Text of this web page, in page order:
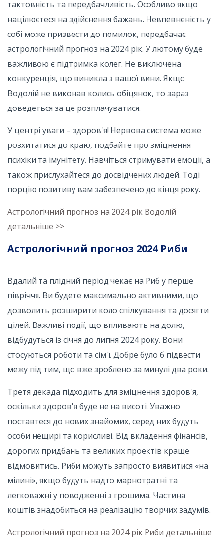
тактовність та передбачливість. Особливо якщо
націлюєтеся на здійснення бажань. Невпевненість у
собі може призвести до помилок, передбачає
астрологічний прогноз на 2024 рік. У лютому буде
важливою є підтримка колег. Не виключена
конкуренція, що виникла з вашої вини. Якщо
Водолій не виконав колись обіцянок, то зараз
доведеться за це розплачуватися.
У центрі уваги – здоров'я! Нервова система може
розхитатися до краю, подбайте про зміцнення
психіки та імунітету. Навчіться стримувати емоції, а
також прислухайтеся до досвідчених людей. Тоді
порцію позитиву вам забезпечено до кінця року.
Астрологічний прогноз на 2024 рік Водолій
детальніше >>
Астрологічний прогноз 2024 Риби
Вдалий та плідний період чекає на Риб у перше
півріччя. Ви будете максимально активними, що
дозволить розширити коло спілкування та досягти
цілей. Важливі події, що впливають на долю,
відбудуться із січня до липня 2024 року. Вони
стосуються роботи та сім'ї. Добре було б підвести
межу під тим, що вже зроблено за минулі два роки.
Третя декада підходить для зміцнення здоров'я,
оскільки здоров'я буде не на висоті. Уважно
поставтеся до нових знайомих, серед них будуть
особи нещирі та корисливі. Від вкладення фінансів,
дорогих придбань та великих проектів краще
відмовитись. Риби можуть запросто виявитися «на
мілині», якщо будуть надто марнотратні та
легковажні у поводженні з грошима. Частина
коштів знадобиться на реалізацію творчих задумів.
Астрологічний прогноз на 2024 рік Риби детальніше